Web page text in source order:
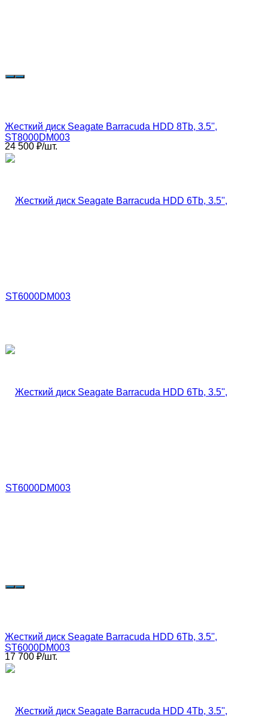
Жесткий диск Seagate Barracuda HDD 8Tb, 3.5'',
ST8000DM003
24 500 ₽/шт.
Жесткий диск Seagate Barracuda HDD 6Tb, 3.5'',
ST6000DM003
17 700 ₽/шт.